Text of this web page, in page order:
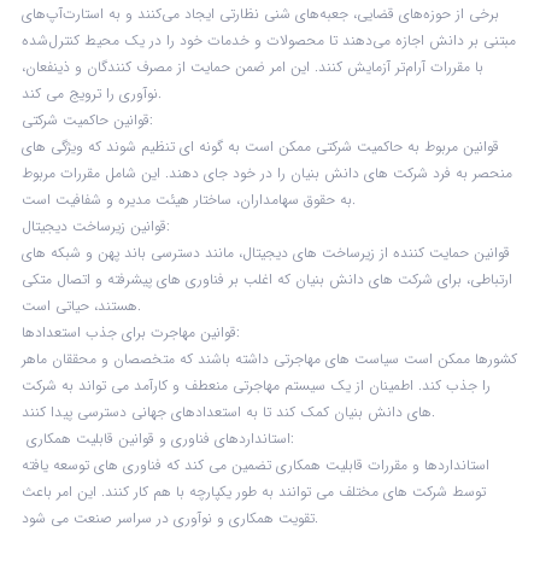
برخی از حوزه‌های قضایی، جعبه‌های شنی نظارتی ایجاد می‌کنند و به استارت‌آپ‌های
مبتنی بر دانش اجازه می‌دهند تا محصولات و خدمات خود را در یک محیط کنترل‌شده
با مقررات آرام‌تر آزمایش کنند. این امر ضمن حمایت از مصرف کنندگان و ذینفعان،
نوآوری را ترویج می کند.
قوانین حاکمیت شرکتی:
قوانین مربوط به حاکمیت شرکتی ممکن است به گونه ای تنظیم شوند که ویژگی های
منحصر به فرد شرکت های دانش بنیان را در خود جای دهند. این شامل مقررات مربوط
به حقوق سهامداران، ساختار هیئت مدیره و شفافیت است.
قوانین زیرساخت دیجیتال:
قوانین حمایت کننده از زیرساخت های دیجیتال، مانند دسترسی باند پهن و شبکه های
ارتباطی، برای شرکت های دانش بنیان که اغلب بر فناوری های پیشرفته و اتصال متکی
هستند، حیاتی است.
قوانین مهاجرت برای جذب استعدادها:
کشورها ممکن است سیاست های مهاجرتی داشته باشند که متخصصان و محققان ماهر
را جذب کند. اطمینان از یک سیستم مهاجرتی منعطف و کارآمد می تواند به شرکت
های دانش بنیان کمک کند تا به استعدادهای جهانی دسترسی پیدا کنند.
استانداردهای فناوری و قوانین قابلیت همکاری:
استانداردها و مقررات قابلیت همکاری تضمین می کند که فناوری های توسعه یافته
توسط شرکت های مختلف می توانند به طور یکپارچه با هم کار کنند. این امر باعث
تقویت همکاری و نوآوری در سراسر صنعت می شود.